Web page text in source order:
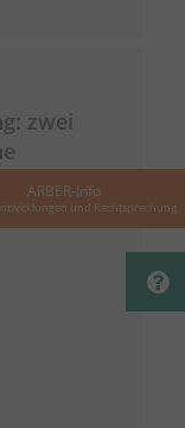
zwei
ARBER-Info
und Rechtsprechung